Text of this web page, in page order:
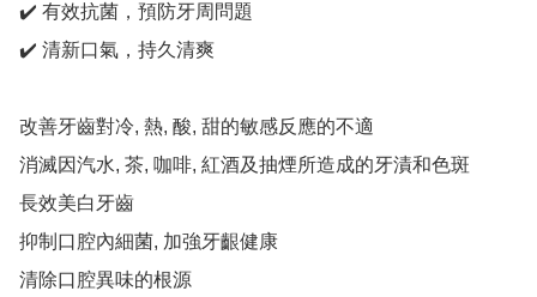
✔️ 有效抗菌，預防牙周問題
✔️ 清新口氣，持久清爽
改善牙齒對冷, 熱, 酸, 甜的敏感反應的不適
消滅因汽水, 茶, 咖啡, 紅酒及抽煙所造成的牙漬和色斑
長效美白牙齒
抑制口腔內細菌, 加強牙齦健康
清除口腔異味的根源